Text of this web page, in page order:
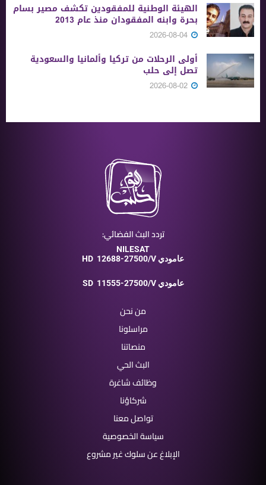
الهيئة الوطنية للمفقودين تكشف مصير بسام
بحرة وابنه المفقودان منذ عام 2013
أولى الرحلات من ‏تركيا وألمانيا والسعودية
تصل إلى حلب
تردد البث الفضائي:
NILESAT
HD
12688-27500/V عامودي
SD 11555-27500/V عامودي
من نحن
مراسلونا
منصاتنا
البث الحي
وظائف شاغرة
شركاؤنا
تواصل معنا
سياسة الخصوصية
الإبلاغ عن سلوك غير مشروع